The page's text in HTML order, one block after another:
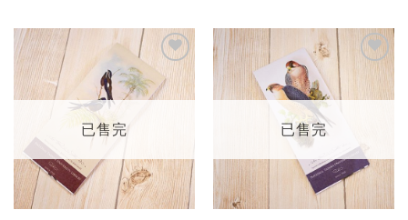
加入
「願
望輕
已售完
加入
望輕
已售完